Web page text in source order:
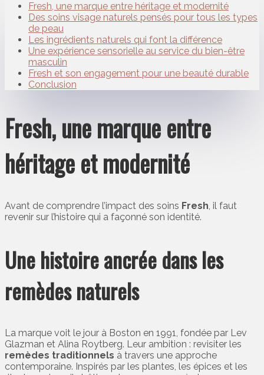
Fresh, une marque entre héritage et modernité
Des soins visage naturels pensés pour tous les types
de peau
Les ingrédients naturels qui font la différence
Une expérience sensorielle au service du bien-être
masculin
Fresh et son engagement pour une beauté durable
Conclusion
Fresh, une marque entre
héritage et modernité
Avant de comprendre l’impact des soins Fresh , il faut
revenir sur l’histoire qui a façonné son identité.
Une histoire ancrée dans les
remèdes naturels
La marque voit le jour à Boston en 1991, fondée par Lev
Glazman et Alina Roytberg. Leur ambition : revisiter les
remèdes traditionnels à travers une approche
contemporaine. Inspirés par les plantes, les épices et les